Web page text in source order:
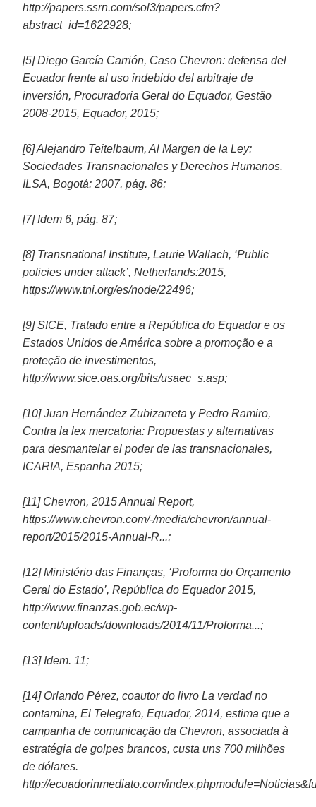
http://papers.ssrn.com/sol3/papers.cfm?
abstract_id=1622928;
[5] Diego García Carrión, Caso Chevron: defensa del
Ecuador frente al uso indebido del arbitraje de
inversión, Procuradoria Geral do Equador, Gestão
2008-2015, Equador, 2015;
[6] Alejandro Teitelbaum, Al Margen de la Ley:
Sociedades Transnacionales y Derechos Humanos.
ILSA, Bogotá: 2007, pág. 86;
[7] Idem 6, pág. 87;
[8] Transnational Institute, Laurie Wallach, ‘Public
policies under attack’, Netherlands:2015,
https://www.tni.org/es/node/22496;
[9] SICE, Tratado entre a República do Equador e os
Estados Unidos de América sobre a promoção e a
proteção de investimentos,
http://www.sice.oas.org/bits/usaec_s.asp;
[10] Juan Hernández Zubizarreta y Pedro Ramiro,
Contra la lex mercatoria: Propuestas y alternativas
para desmantelar el poder de las transnacionales,
ICARIA, Espanha 2015;
[11] Chevron, 2015 Annual Report,
https://www.chevron.com/-/media/chevron/annual-
report/2015/2015-Annual-R...;
[12] Ministério das Finanças, ‘Proforma do Orçamento
Geral do Estado’, República do Equador 2015,
http://www.finanzas.gob.ec/wp-
content/uploads/downloads/2014/11/Proforma...;
[13] Idem. 11;
[14] Orlando Pérez, coautor do livro La verdad no
contamina, El Telegrafo, Equador, 2014, estima que a
campanha de comunicação da Chevron, associada à
estratégia de golpes brancos, custa uns 700 milhões
de dólares.
http://ecuadorinmediato.com/